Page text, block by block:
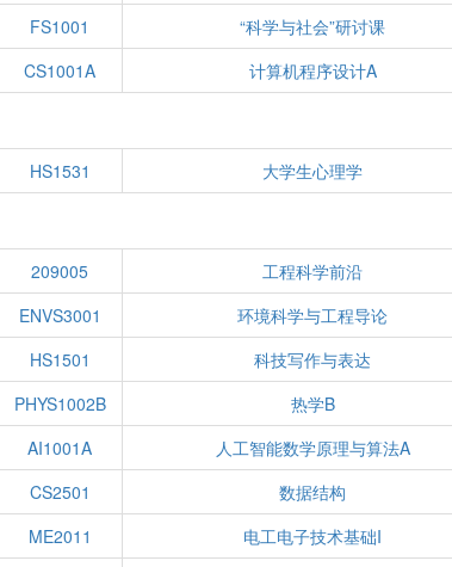
FS1001
“科学与社会”研讨课
CS1001A
计算机程序设计A
HS1531 大学生心理学
209005 工程科学前沿
ENVS3001
环境科学与工程导论
HS1501
科技写作与表达
PHYS1002B
热学B
AI1001A
人工智能数学原理与算法A
CS2501
数据结构
ME2011
电工电子技术基础I